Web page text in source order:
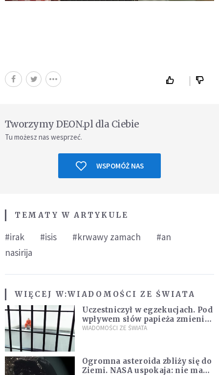
Tworzymy DEON.pl dla Ciebie
Tu możesz nas wesprzeć.
WSPOMÓŻ NAS
TEMATY W ARTYKULE
#irak #isis #krwawy zamach
#an
nasirija
WIĘCEJ W:WIADOMOŚCI ZE ŚWIATA
Uczestniczył w egzekucjach. Pod
wpływem słów papieża zmienił
zdanie
WIADOMOŚCI ZE ŚWIATA
Ogromna asteroida zbliży się do
Ziemi. NASA uspokaja: nie ma